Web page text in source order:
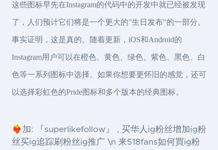
这些图标早先在Instagram的代码中的开发中就已经被发现
了，人们预计它们将是一个更大的"生日发布"的一部分。
事实证明，这是真的。随着更新，iOS和Android的
Instagram用户可以在橙色、黄色、绿色、紫色、黑色、白
色等一系列图标中选择。如果你想要更怀旧的感觉，还可
以选择彩虹色的Pride图标和多个版本的经典图标。
❤️‍🔥加: 『superlikefollow』 , 买华人ig粉丝增加ig粉
丝买ig追踪刷粉丝ig推广 \n 来518fans如何買ig粉